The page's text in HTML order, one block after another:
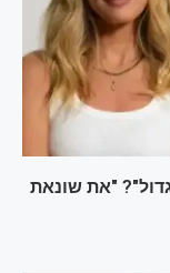
"את שונאת